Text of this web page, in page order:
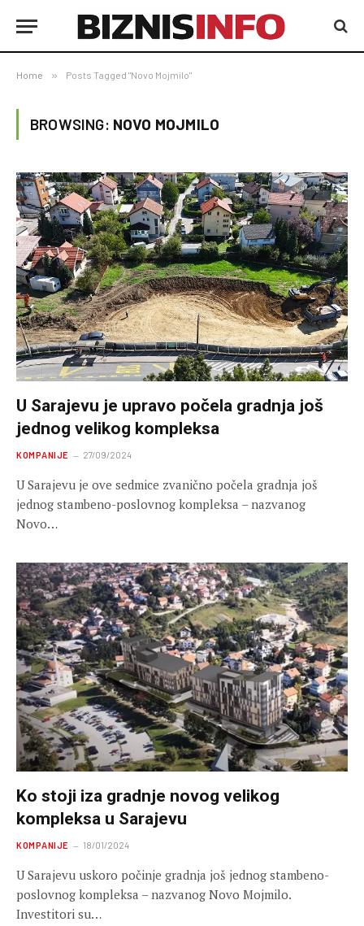
Home » Posts Tagged "Novo Mojmilo"
BROWSING: NOVO MOJMILO
U Sarajevu je upravo počela gradnja još
jednog velikog kompleksa
KOMPANIJE 27/09/2024
U Sarajevu je ove sedmice zvanično počela gradnja još
jednog stambeno-poslovnog kompleksa – nazvanog
Novo…
Ko stoji iza gradnje novog velikog
kompleksa u Sarajevu
KOMPANIJE 18/01/2024
U Sarajevu uskoro počinje gradnja još jednog stambeno-
poslovnog kompleksa – nazvanog Novo Mojmilo.
Investitori su…